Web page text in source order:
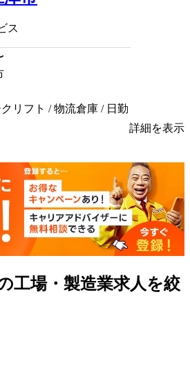
ス
リフト / 物流倉庫 / 日勤
詳細を表示
工場・製造業求人を絞